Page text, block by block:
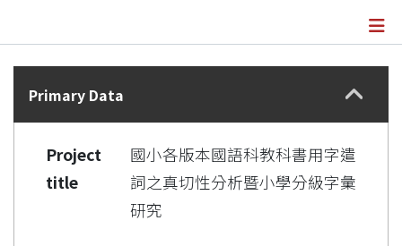
Details
Primary Data
Project
title
國小各版本國語科教科書用字遣
詞之真切性分析暨小學分級字彙
研究